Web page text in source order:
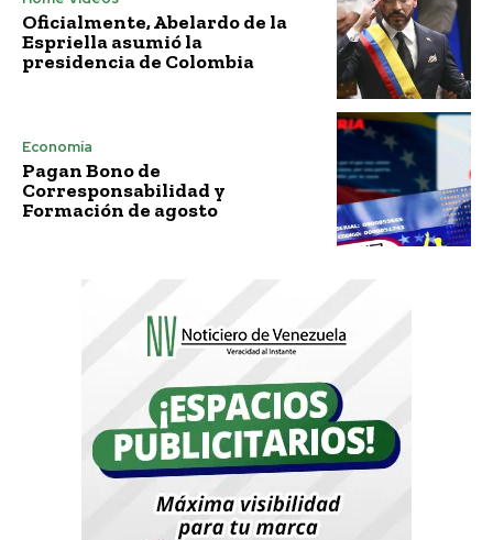
Oficialmente, Abelardo de la
Espriella asumió la
presidencia de Colombia
Economía
Pagan Bono de
Corresponsabilidad y
Formación de agosto